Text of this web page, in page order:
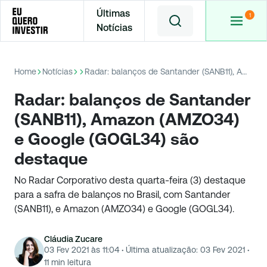
Últimas
Notícias
Home Notícias Radar: balanços de Santander (SANB11), Amazon (AMZO34) e Google (GOGL34) são destaque
Radar: balanços de Santander
(SANB11), Amazon (AMZO34)
e Google (GOGL34) são
destaque
No Radar Corporativo desta quarta-feira (3) destaque
para a safra de balanços no Brasil, com Santander
(SANB11), e Amazon (AMZO34) e Google (GOGL34).
Cláudia Zucare
03 Fev 2021 às 11:04 · Última atualização: 03 Fev 2021 ·
11 min leitura